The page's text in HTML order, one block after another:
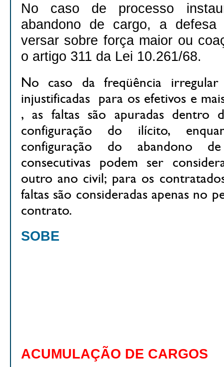
No caso de processo
abandono de cargo, a defesa
versar sobre força maior ou
o artigo 311 da Lei 10.261/68.
No caso da freqüência
injustificadas para os efetivos e
, as faltas são apuradas dentro
configuração do ilícito,
configuração do abandono
consecutivas podem ser
outro ano civil; para os
faltas são consideradas apenas no
contrato.
SOBE
ACUMULAÇÃO DE CARGOS